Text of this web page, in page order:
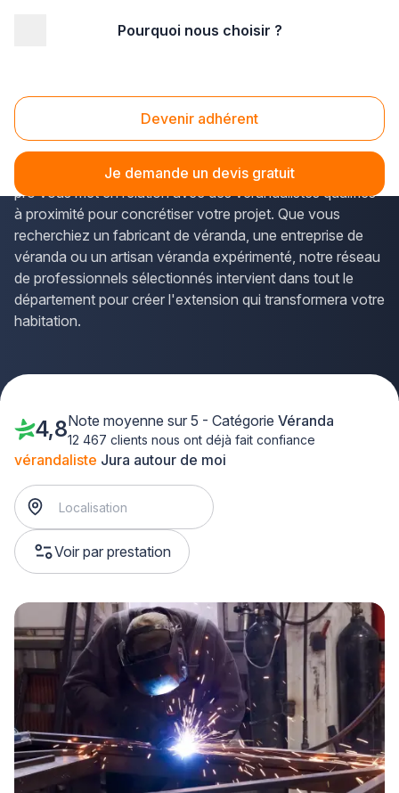
Pourquoi nous choisir ?
Devenir adhérent
Je demande un devis gratuit
Vérandaliste Jura (39)
Vous envisagez d'installer unevéranda dans le Jura
pour agrandir votre espace de vie ? La solution Plus que
pro vous met en relation avec des vérandalistes qualifiés
à proximité pour concrétiser votre projet. Que vous
recherchiez un fabricant de véranda, une entreprise de
véranda ou un artisan véranda expérimenté, notre réseau
de professionnels sélectionnés intervient dans tout le
département pour créer l'extension qui transformera votre
habitation.
vérandaliste Jura autour de moi
Voir par prestation
4,8Note moyenne sur 5 - Catégorie Véranda
12 467 clients nous ont déjà fait confiance